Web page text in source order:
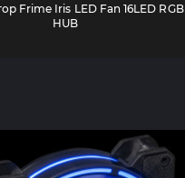
Frime Iris LED Fan 16LED RGB
HUB